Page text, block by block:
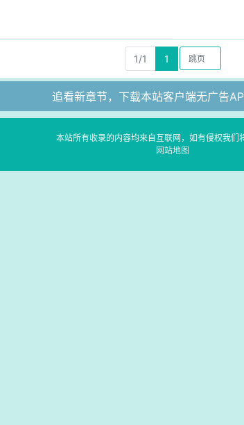
1/1 1
追看新章节，下载本站客户端无广告
本站所有收录的内容均来自互联网，如有侵权我们
网站地图